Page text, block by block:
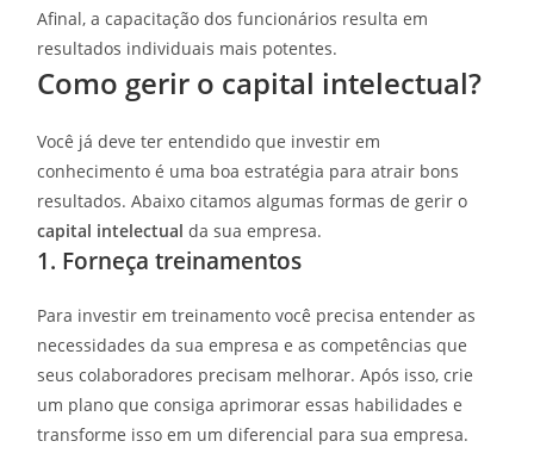
Afinal, a capacitação dos funcionários resulta em
resultados individuais mais potentes.
Como gerir o capital intelectual?
Você já deve ter entendido que investir em
conhecimento é uma boa estratégia para atrair bons
resultados. Abaixo citamos algumas formas de gerir o
capital intelectual da sua empresa.
1. Forneça treinamentos
Para investir em treinamento você precisa entender as
necessidades da sua empresa e as competências que
seus colaboradores precisam melhorar. Após isso, crie
um plano que consiga aprimorar essas habilidades e
transforme isso em um diferencial para sua empresa.